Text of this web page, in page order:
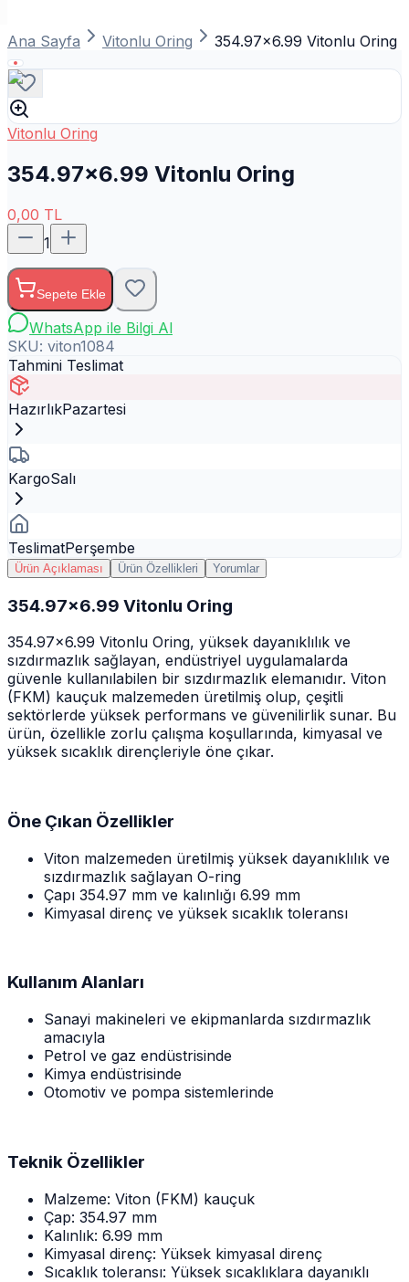
Ana Sayfa Vitonlu Oring 354.97x6.99 Vitonlu Oring
Vitonlu Oring
354.97x6.99 Vitonlu Oring
0,00 TL
1
Sepete Ekle
WhatsApp ile Bilgi Al
SKU: viton1084
Tahmini Teslimat
HazırlıkPazartesi
KargoSalı
TeslimatPerşembe
Ürün Açıklaması Ürün Özellikleri Yorumlar
354.97x6.99 Vitonlu Oring
354.97x6.99 Vitonlu Oring, yüksek dayanıklılık ve
sızdırmazlık sağlayan, endüstriyel uygulamalarda
güvenle kullanılabilen bir sızdırmazlık elemanıdır. Viton
(FKM) kauçuk malzemeden üretilmiş olup, çeşitli
sektörlerde yüksek performans ve güvenilirlik sunar. Bu
ürün, özellikle zorlu çalışma koşullarında, kimyasal ve
yüksek sıcaklık dirençleriyle öne çıkar.
Öne Çıkan Özellikler
Viton malzemeden üretilmiş yüksek dayanıklılık ve
sızdırmazlık sağlayan O-ring
Çapı 354.97 mm ve kalınlığı 6.99 mm
Kimyasal direnç ve yüksek sıcaklık toleransı
Kullanım Alanları
Sanayi makineleri ve ekipmanlarda sızdırmazlık
amacıyla
Petrol ve gaz endüstrisinde
Kimya endüstrisinde
Otomotiv ve pompa sistemlerinde
Teknik Özellikler
Malzeme: Viton (FKM) kauçuk
Çap: 354.97 mm
Kalınlık: 6.99 mm
Kimyasal direnç: Yüksek kimyasal direnç
Sıcaklık toleransı: Yüksek sıcaklıklara dayanıklı